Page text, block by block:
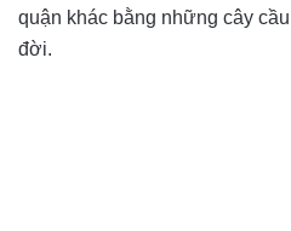
quận khác bằng những cây
đời.